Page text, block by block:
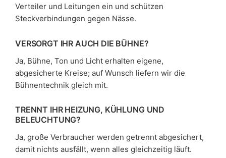
Verteiler und Leitungen ein und schützen
Steckverbindungen gegen Nässe.
VERSORGT IHR AUCH DIE BÜHNE?
Ja, Bühne, Ton und Licht erhalten eigene,
abgesicherte Kreise; auf Wunsch liefern wir die
Bühnentechnik gleich mit.
TRENNT IHR HEIZUNG, KÜHLUNG UND
BELEUCHTUNG?
Ja, große Verbraucher werden getrennt abgesichert,
damit nichts ausfällt, wenn alles gleichzeitig läuft.